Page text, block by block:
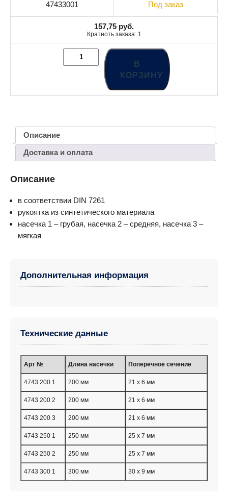
47433001 Под заказ
157,75 руб.
Кратноть заказа: 1
В
КОРЗИНУ
Описание
Доставка и оплата
Описание
в соответствии DIN 7261
рукоятка из синтетического материала
насечка 1 – грубая, насечка 2 – средняя, насечка 3 –
мягкая
Дополнительная информация
Технические данные
Aрт № Длина насечки Поперечное сечение
4743 200 1 200 мм 21 x 6 мм
4743 200 2 200 мм 21 x 6 мм
4743 200 3 200 мм 21 x 6 мм
4743 250 1 250 мм 25 x 7 мм
4743 250 2 250 мм 25 x 7 мм
4743 300 1 300 мм 30 x 9 мм